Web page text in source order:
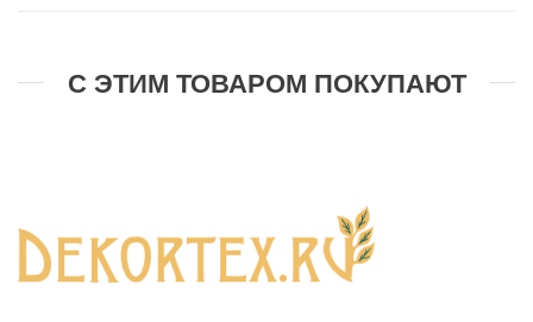
С ЭТИМ ТОВАРОМ ПОКУПАЮТ